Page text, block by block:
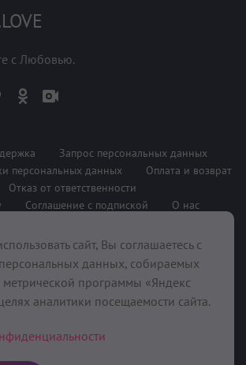
с Любовью.
Запрос персональных данных
персональных данных
Оплата и возврат
Отказ от ответственности
Соглашение с подпиской О нас
При поддержке
сайт, Вы соглашаетесь с
данных, собираемых
метрической программы «Яндекс
аналитики посещаемости сайта.